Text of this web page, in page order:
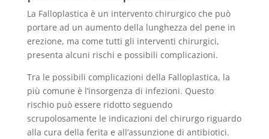
La Falloplastica è un intervento chirurgico che può
portare ad un aumento della lunghezza del pene in
erezione, ma come tutti gli interventi chirurgici,
presenta alcuni rischi e possibili complicazioni.
Tra le possibili complicazioni della Falloplastica, la
più comune è l’insorgenza di infezioni. Questo
rischio può essere ridotto seguendo
scrupolosamente le indicazioni del chirurgo riguardo
alla cura della ferita e all’assunzione di antibiotici.